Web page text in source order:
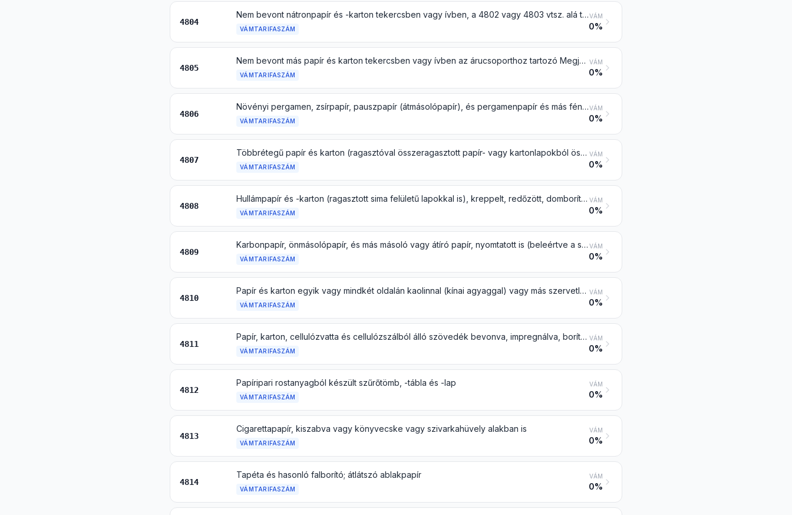
4804
Nem bevont nátronpapír és -karton tekercsben vagy ívben, a 4802 vagy 4803 vtsz. alá tartozók kivételével
VÁMTARIFASZÁM
VÁM
0%
4805
Nem bevont más papír és karton tekercsben vagy ívben az árucsoporthoz tartozó Megjegyzések 3. pontjában megengedettnél nem nagyobb mértékben megmunkálva vagy feldolgozva
VÁMTARIFASZÁM
VÁM
0%
4806
Növényi pergamen, zsírpapír, pauszpapír (átmásolópapír), és pergamenpapír és más fényezett, átlátszó vagy áttetsző papír tekercsben vagy ívben
VÁMTARIFASZÁM
VÁM
0%
4807
Többrétegű papír és karton (ragasztóval összeragasztott papír- vagy kartonlapokból összeállítva) felületi impregnálás vagy bevonás nélkül, belső erősítéssel is, tekercsben vagy ívben
VÁMTARIFASZÁM
VÁM
0%
4808
Hullámpapír és -karton (ragasztott sima felületű lapokkal is), kreppelt, redőzött, domborított vagy perforált papír és karton tekercsben vagy ívben, a 4803 vtsz. alá tartozók kivételével
VÁMTARIFASZÁM
VÁM
0%
4809
Karbonpapír, önmásolópapír, és más másoló vagy átíró papír, nyomtatott is (beleértve a sokszorosító stencilezéshez vagy az ofszet nyomólemezhez való bevont vagy impregnált papírt is) tekercsben vagy ívben
VÁMTARIFASZÁM
VÁM
0%
4810
Papír és karton egyik vagy mindkét oldalán kaolinnal (kínai agyaggal) vagy más szervetlen anyaggal bevonva, kötőanyag felhasználásával is, de más bevonat nélkül, felületileg színezett, díszített vagy nyomtatott is, tekercsben vagy téglalap (beleértve a négyzet) alakú ívben, bármilyen méretben
VÁMTARIFASZÁM
VÁM
0%
4811
Papír, karton, cellulózvatta és cellulózszálból álló szövedék bevonva, impregnálva, borítva, felületileg színezve, díszítve vagy nyomtatva, tekercsben vagy téglalap (beleértve a négyzet) alakú ívben, bármilyen méretben a 4803, 4809 vagy a 4810 vtsz. alá tartozók kivételével
VÁMTARIFASZÁM
VÁM
0%
4812
Papíripari rostanyagból készült szűrőtömb, -tábla és -lap
VÁMTARIFASZÁM
VÁM
0%
4813
Cigarettapapír, kiszabva vagy könyvecske vagy szivarkahüvely alakban is
VÁMTARIFASZÁM
VÁM
0%
4814
Tapéta és hasonló falborító; átlátszó ablakpapír
VÁMTARIFASZÁM
VÁM
0%